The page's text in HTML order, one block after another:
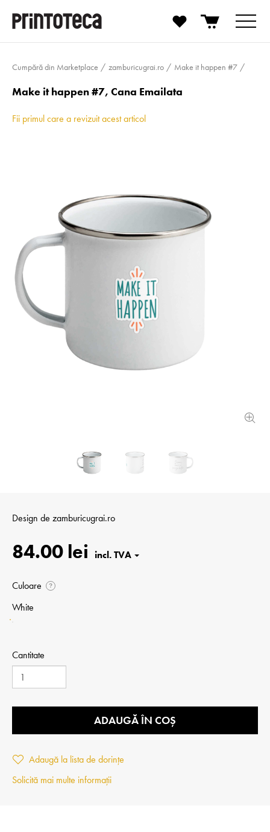
Cumpără din Marketplace zamburicugrai.­ro Make it happen #7
Make it happen #7, Cana Emailata
Fii primul care a revizuit acest articol
Design de zamburicugrai.­ro
84.00 lei
Culoare ?
White
Cantitate
ADAUGĂ ÎN COȘ
Adaugă la lista de dorințe
Solicită mai multe informații